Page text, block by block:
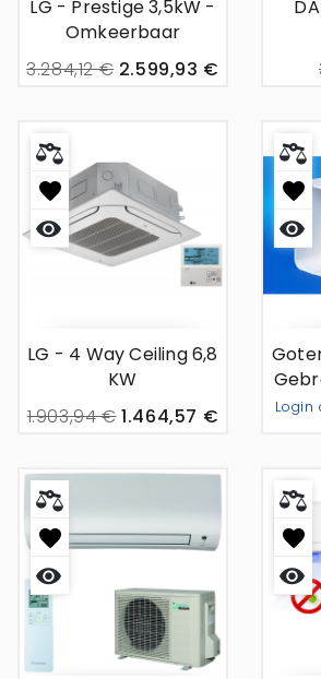
LG - Prestige 3,5kW -
Omkeerbaar
Wandunit Airco
3.284,12 € 2.599,93 €
LG - 4 Way Ceiling 6,8
KW
1.903,94 € 1.464,57 € Login